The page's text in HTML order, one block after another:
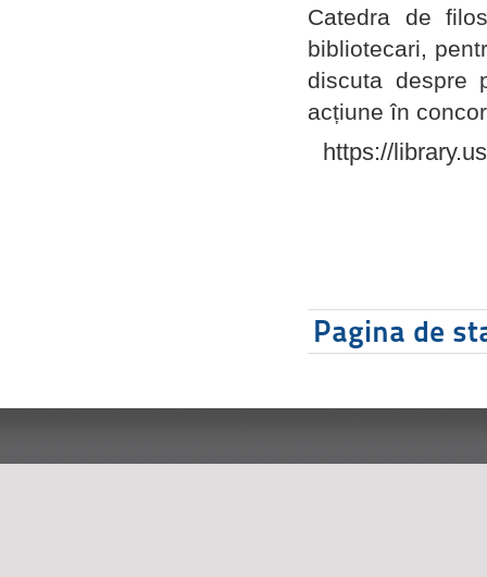
Catedra de
bibliotecari,
discuta despre
acțiune în
https://
Pagina de